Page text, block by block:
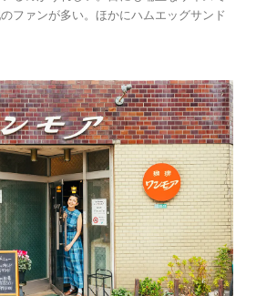
ファンが多い。ほかにハムエッグサンド